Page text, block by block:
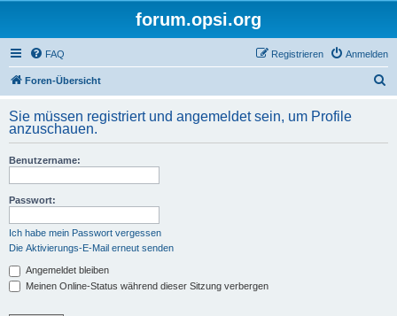
forum.opsi.org
FAQ Anmelden
Registrieren
Foren-Übersicht
h
Sie müssen registriert und angemeldet sein, um Profile
anzuschauen.
Benutzername:
Passwort:
Ich habe mein Passwort vergessen
Die Aktivierungs-E-Mail erneut senden
Angemeldet bleiben
Meinen Online-Status während dieser Sitzung verbergen